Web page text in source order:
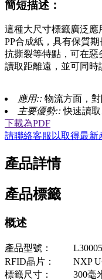
簡短描述：
這種大尺寸標籤廣泛應
PP合成紙，具有保質
抗撕裂等特點，可在惡
讀取距離遠，並可同時
應用:: 物流方面，
主要優勢::快速讀
下載為PDF
請聯絡客服以取得最新
產品詳情
產品標籤
概述
產品型號：
RFID晶片：
NXP
標籤尺寸：
300毫